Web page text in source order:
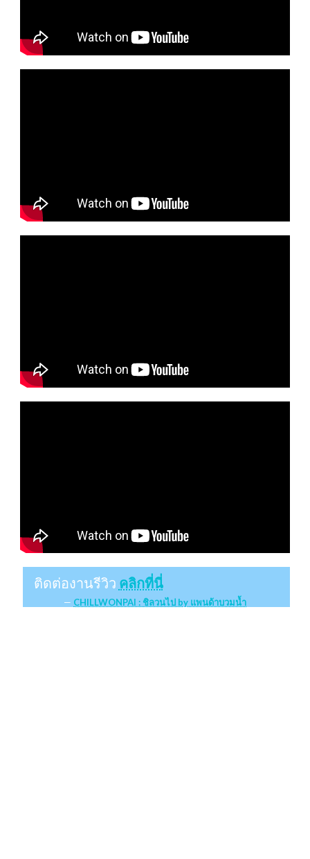
ติดต่องานรีวิว คลิกที่นี่
CHILLWONPAI : ชิลวนไป by แพนด้าบวมน้ำ